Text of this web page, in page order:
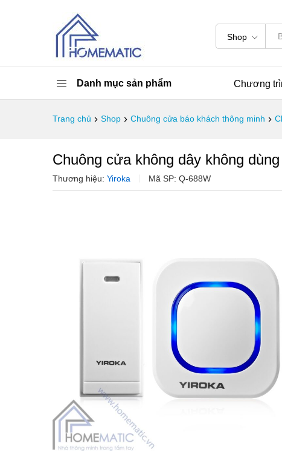
Shop
Danh mục sản phẩm Chương
Trang chủ › Shop › Chuông cửa báo khách thông minh ›
Chuông cửa không dây không
Thương hiệu: Yiroka Mã SP: Q-688W